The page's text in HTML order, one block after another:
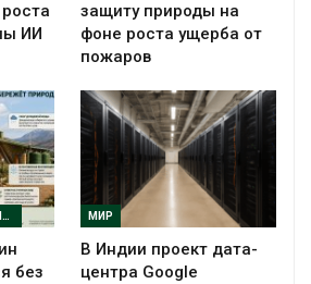
ИИ
защиту природы на
фоне роста ущерба от
пожаров
ТЕХНОЛОГИЧЕСКИЕ РЕШЕНИЯ
без
МИР
В Индии проект дата-
центра Google